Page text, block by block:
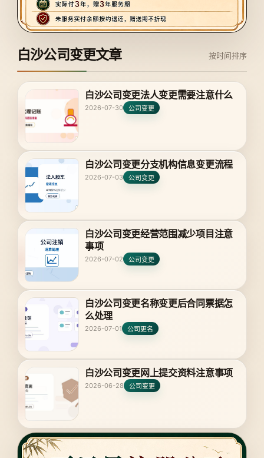
白沙公司变更文章 按时间排序
白沙公司变更法人变更需要注意什么
2026-07-30 公司变更
白沙公司变更分支机构信息变更流程
2026-07-03 公司变更
白沙公司变更经营范围减少项目注意
事项
2026-07-02 公司变更
白沙公司变更名称变更后合同票据怎
么处理
2026-07-01 公司更名
白沙公司变更网上提交资料注意事项
2026-06-28 公司变更